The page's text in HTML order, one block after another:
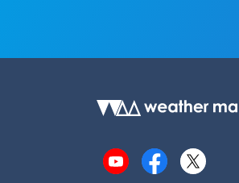
YouTubeFacebook
X